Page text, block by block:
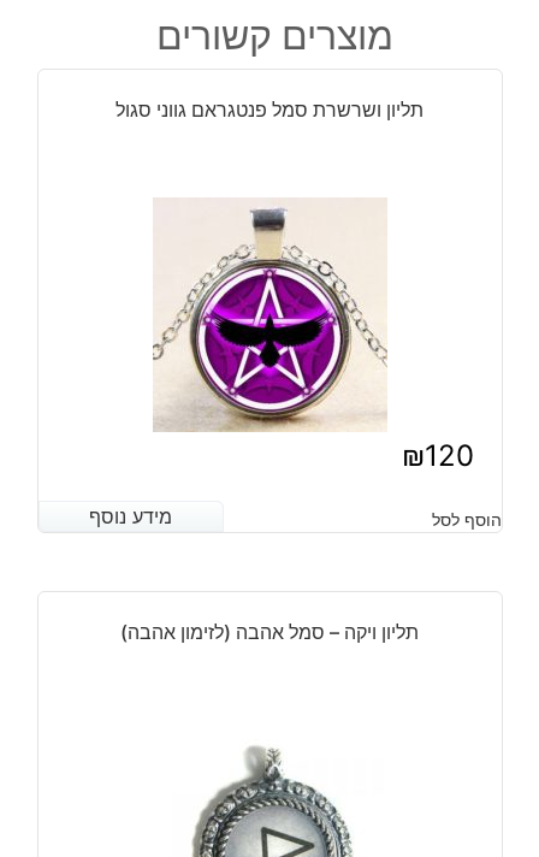
כסף
925
דרקון
מוצרים קשורים
תליון ושרשרת סמל פנטגראם גווני סגול
₪120
מידע נוסף הוסף לסל מידע נוסף
תליון ויקה – סמל אהבה (לזימון אהבה)